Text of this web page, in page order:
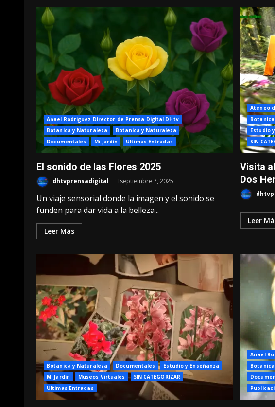
Anael Rodriguez Director de Prensa Digital DHtv
Botanica y Naturaleza
Botanica y Naturaleza
Documentales
Mi Jardín Ultimas Entradas
El sonido de las Flores 2025
dhtvprensadigital septiembre 7, 2025
Un viaje sensorial donde la imagen y el sonido se
funden para dar vida a la belleza...
Leer Más
Ateneo
Estudio
SIN
Visita
Dos
Leer
Botanica y Naturaleza Documentales
Estudio y Enseñanza
Mi Jardín
Museos Virtuales
SIN CATEGORIZAR
Ultimas Entradas
Anael